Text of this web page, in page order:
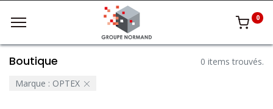
0
Boutique
0 items trouvés.
Marque : OPTEX